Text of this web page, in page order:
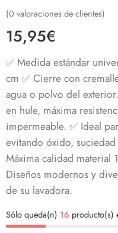
(0 valoraciones de clientes)
15,95€
✅ Medida estándar
cm ✅ Cierre con
agua o polvo del exterior.
en hule, máxima
impermeable. ✅ Ideal
evitando óxido,
Máxima calidad material
Diseños modernos y
de su lavadora.
Sólo queda(n) 16 producto(s)